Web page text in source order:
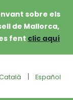
sobre els
de Mallorca,
fent clic aquí
| Español